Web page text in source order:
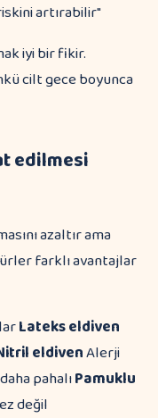
artırabilir"
iyi bir fikir.
cilt gece boyunca
edilmesi
azaltır ama
farklı avantajlar
Lateks eldiven
eldivenAlerji
pahalıPamuklu
değil